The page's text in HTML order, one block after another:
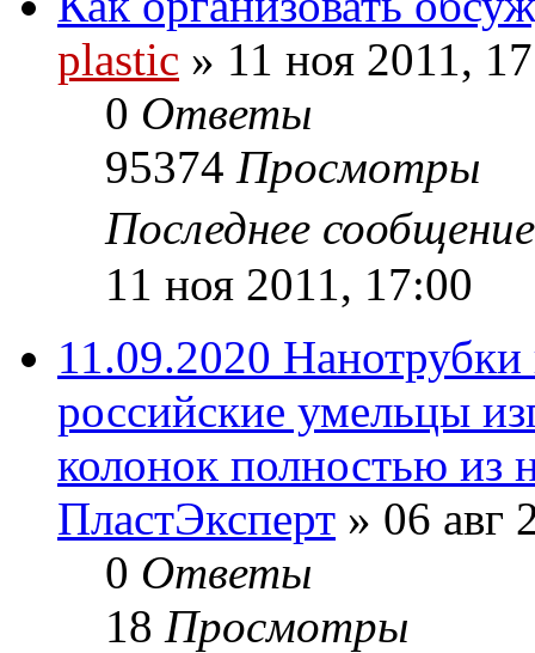
plastic » 11 ноя 2011,
0 Ответы
95374 Просмотры
Последнее
11 ноя 2011, 17:00
11.09.2020 Нанотрубки
российские умельцы
колонок полностью из
ПластЭксперт » 06 авг
0 Ответы
18 Просмотры